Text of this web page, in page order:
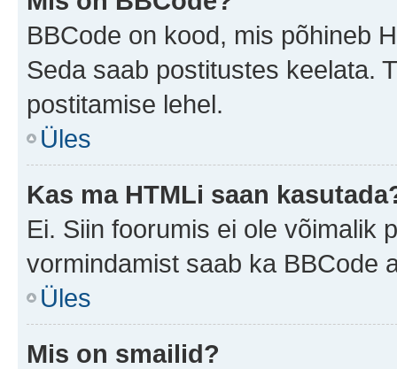
BBCode on kood, mis põhineb
Seda saab postitustes keelata.
postitamise lehel.
Üles
Kas ma HTMLi saan
Ei. Siin foorumis ei ole võimalik
vormindamist saab ka BBCode
Üles
Mis on smailid?